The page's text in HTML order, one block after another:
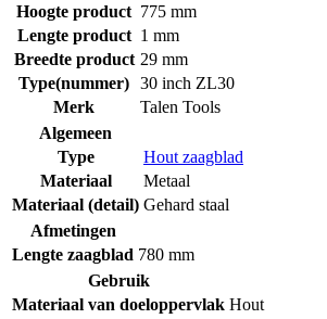
Hoogte product 775 mm
Lengte product 1 mm
Breedte product 29 mm
Type(nummer) 30 inch ZL30
Merk
Talen Tools
Algemeen
Type
Hout zaagblad
Materiaal
Metaal
Materiaal (detail) Gehard staal
Afmetingen
Lengte zaagblad 780 mm
Gebruik
Materiaal van doeloppervlak Hout